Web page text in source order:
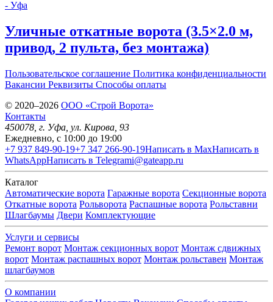
Уличные откатные ворота (3.5×2.0 м,
привод, 2 пульта, без монтажа)
Пользовательское соглашение Политика конфиденциальности
Вакансии Реквизиты Способы оплаты
© 2020–2026 OOO «Строй Ворота»
Контакты
450078 , г. Уфа ул. Кирова, 93
Ежедневно, с 10:00 до 19:00
+7 937 849-90-19+7 347 266-90-19Написать в MaxНаписать в
WhatsAppНаписать в Telegrami@gateapp.ru
Каталог
Автоматические ворота Гаражные ворота Секционные ворота
Откатные ворота Рольворота Распашные ворота Рольставни
Шлагбаумы Двери Комплектующие
Услуги и сервисы
Ремонт ворот Монтаж секционных ворот Монтаж сдвижных
ворот Монтаж распашных ворот Монтаж рольставен Монтаж
шлагбаумов
О компании